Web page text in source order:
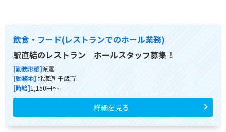
飲食・フード(レストランでのホール業務)
駅直結のレストラン ホールスタッフ募集！
[勤務形態]派遣
[勤務地] 北海道 千歳市
[時給]1,150円～
詳細を見る